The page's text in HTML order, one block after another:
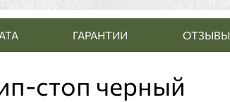
ГАРАНТИИ ОТЗЫВЫ
стоп черный